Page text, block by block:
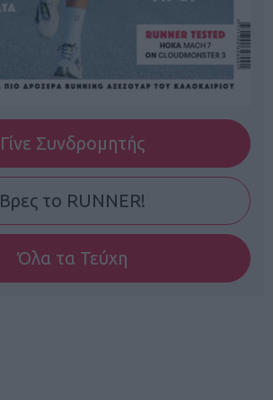
Γίνε Συνδρομητής
Βρες το RUNNER!
Όλα τα Τεύχη